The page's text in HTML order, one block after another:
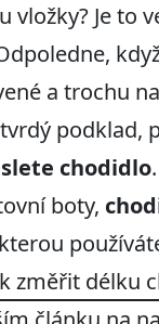
vložky? Je to
a trochu
podklad,
chodidlo
boty,
kterou
změřit délku